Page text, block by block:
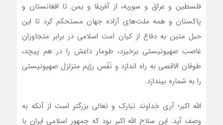
فلسطین و عراق و سوریه، از آفریقا و یمن تا افغانستان و
پاکستان و همه ملت‌های آزاده جهان مستحکم کرد تا این
حبل متین به دفاع از کیان امت اسلامی در برابر متجاوزان
غاصب صهیونیستی برخیزد، طومار داعش را در هم پیچد،
طوفان الاقصی به راه اندازد و نَفَس رژیم متزلزل صهیونیستی
را به شماره بیندازد.
­الله اکبر؛ آری خداوند تبارک و تعالی بزرگتر است از آنکه به
وصف آید. این سلاح الله اکبر ­بود که جمهور اسلامی ایران با